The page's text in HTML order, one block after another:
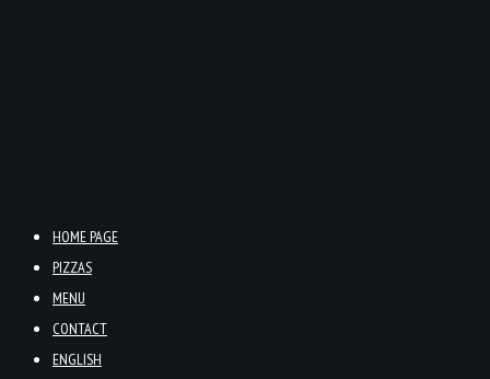
HOME PAGE
PIZZAS
MENU
CONTACT
ENGLISH